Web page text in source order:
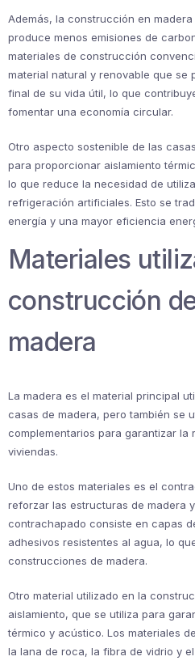
Además, la construcción en
produce menos emisiones de
materiales de construcción
material natural y renovable que se
final de su vida útil, lo que
fomentar una economía circular.
Otro aspecto sostenible de las
para proporcionar aislamiento
lo que reduce la necesidad de
refrigeración artificiales. Esto se
energía y una mayor eficiencia
Materiales
construcción
madera
La madera es el material principal
casas de madera, pero también se
complementarios para garantizar la
viviendas.
Uno de estos materiales es el
reforzar las estructuras de madera
contrachapado consiste en capas
adhesivos resistentes al agua, lo
construcciones de madera.
Otro material utilizado en la
aislamiento, que se utiliza para
térmico y acústico. Los materiales
la lana de roca, la fibra de vidrio y